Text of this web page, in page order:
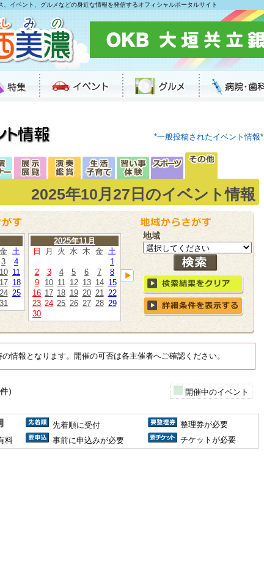
イベント、グルメなどの身近な情報を発信するオフィシャルポータルサイト
*一般投稿されたイベント情報*
2025年10月27日のイベント情報
金 土
3
4
10 11
17 18
24 25
31
2025年11月
日
月 火 水 木 金 土
1
2
3 4 5 6 7
8
9
10 11 12 13 14 15
16 17 18 19 20 21 22
23 24 25 26 27 28 29
30
地域
情報となります。開催の可否は各主催者へご確認ください。
）
開催中のイベント
先着順に受付
整理券が必要
料
事前に申込みが必要 チケットが必要